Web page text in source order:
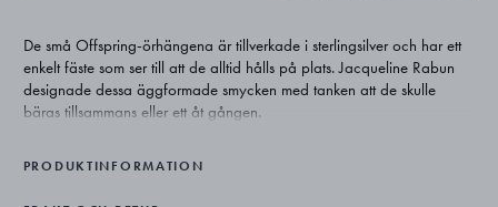
De små Offspring-örhängena är tillverkade i sterlingsilver och har ett
enkelt fäste som ser till att de alltid hålls på plats. Jacqueline Rabun
designade dessa äggformade smycken med tanken att de skulle
bäras tillsammans eller ett åt gången.
PRODUKTINFORMATION